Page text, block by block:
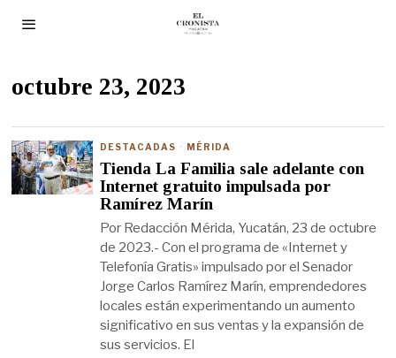
octubre 23, 2023
DESTACADAS · MÉRIDA
Tienda La Familia sale adelante con
Internet gratuito impulsada por
Ramírez Marín
Por Redacción Mérida, Yucatán, 23 de octubre
de 2023.- Con el programa de «Internet y
Telefonía Gratis» impulsado por el Senador
Jorge Carlos Ramírez Marín, emprendedores
locales están experimentando un aumento
significativo en sus ventas y la expansión de
sus servicios. El